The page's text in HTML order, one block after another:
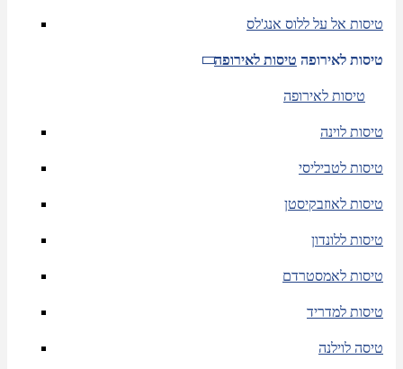
טיסות אל על ללוס אנג'לס
טיסות לאירופה טיסות לאירופה
טיסות לאירופה
טיסות לוינה
טיסות לטביליסי
טיסות לאוזבקיסטן
טיסות ללונדון
טיסות לאמסטרדם
טיסות למדריד
טיסה לוילנה